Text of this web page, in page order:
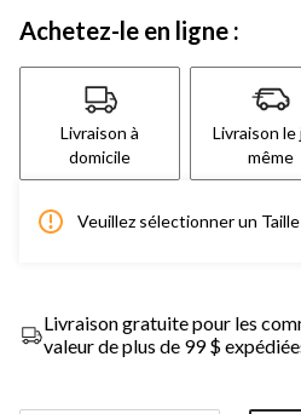
Achetez-le en ligne :
Livraison à
domicile
Livraison le
même
Veuillez sélectionner un
Livraison gratuite pour les
valeur de plus de 99 $